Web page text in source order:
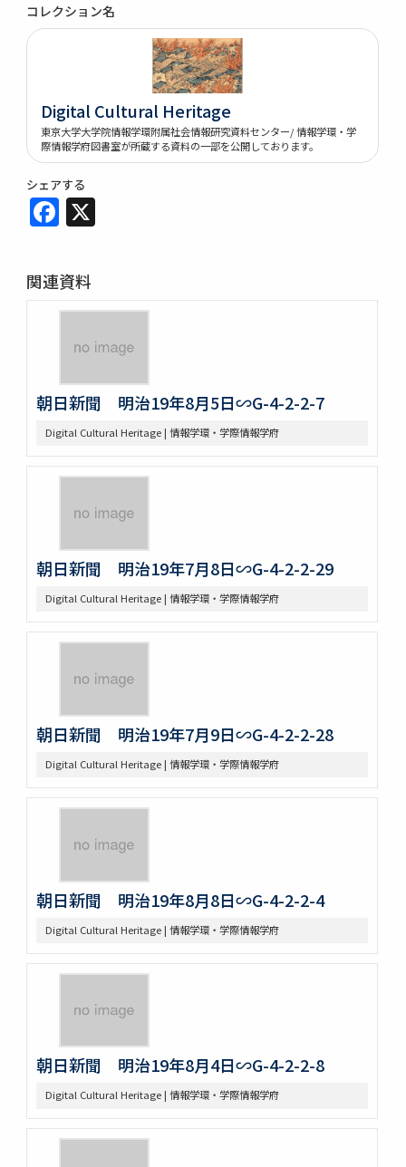
コレクション名
Digital Cultural Heritage
東京大学大学院情報学環附属社会情報研究資料センター/ 情報学環・学
際情報学府図書室が所蔵する資料の一部を公開しております。
シェアする
Facebook
関連資料
朝日新聞 明治19年8月5日∽G-4-2-2-7
Digital Cultural Heritage | 情報学環・学際情報学府
朝日新聞 明治19年7月8日∽G-4-2-2-29
Digital Cultural Heritage | 情報学環・学際情報学府
朝日新聞 明治19年7月9日∽G-4-2-2-28
Digital Cultural Heritage | 情報学環・学際情報学府
朝日新聞 明治19年8月8日∽G-4-2-2-4
Digital Cultural Heritage | 情報学環・学際情報学府
朝日新聞 明治19年8月4日∽G-4-2-2-8
Digital Cultural Heritage | 情報学環・学際情報学府